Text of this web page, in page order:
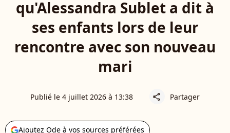
qu'Alessandra Sublet a dit à
ses enfants lors de leur
rencontre avec son nouveau
mari
Publié le 4 juillet 2026 à 13:38 share Partager
Ajoutez Ode à vos sources préférées